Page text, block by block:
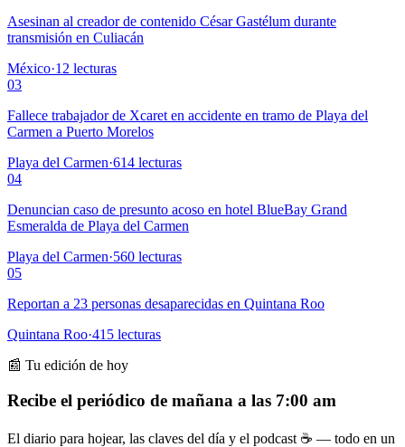
Asesinan al creador de contenido César Gastélum durante
transmisión en Culiacán
México·12 lecturas
03
Fallece trabajador de Xcaret en accidente en tramo de Playa del
Carmen a Puerto Morelos
Playa del Carmen·614 lecturas
04
Denuncian caso de presunto acoso en hotel BlueBay Grand
Esmeralda de Playa del Carmen
Playa del Carmen·560 lecturas
05
Reportan a 23 personas desaparecidas en Quintana Roo
Quintana Roo·415 lecturas
📰 Tu edición de hoy
Recibe el periódico de mañana a las 7:00 am
El diario para hojear, las claves del día y el podcast ☕ — todo en un